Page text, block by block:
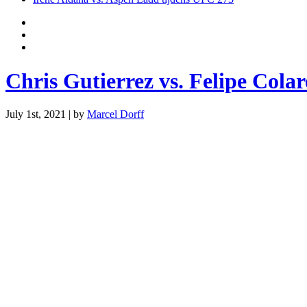
Chris Gutierrez vs. Felipe
July 1st, 2021 | by Marcel Dorff